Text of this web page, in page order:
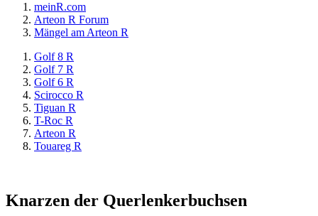
meinR.com
Arteon R Forum
Mängel am Arteon R
Golf 8 R
Golf 7 R
Golf 6 R
Scirocco R
Tiguan R
T-Roc R
Arteon R
Touareg R
Knarzen der Querlenkerbuchsen